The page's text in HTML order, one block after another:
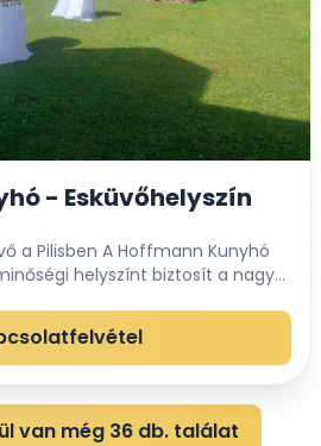
- Esküvőhelyszín
a Pilisben A Hoffmann Kunyhó
helyszínt biztosít a nagy
zajától, de jól
be esküvőd he...
van még 36 db. találat